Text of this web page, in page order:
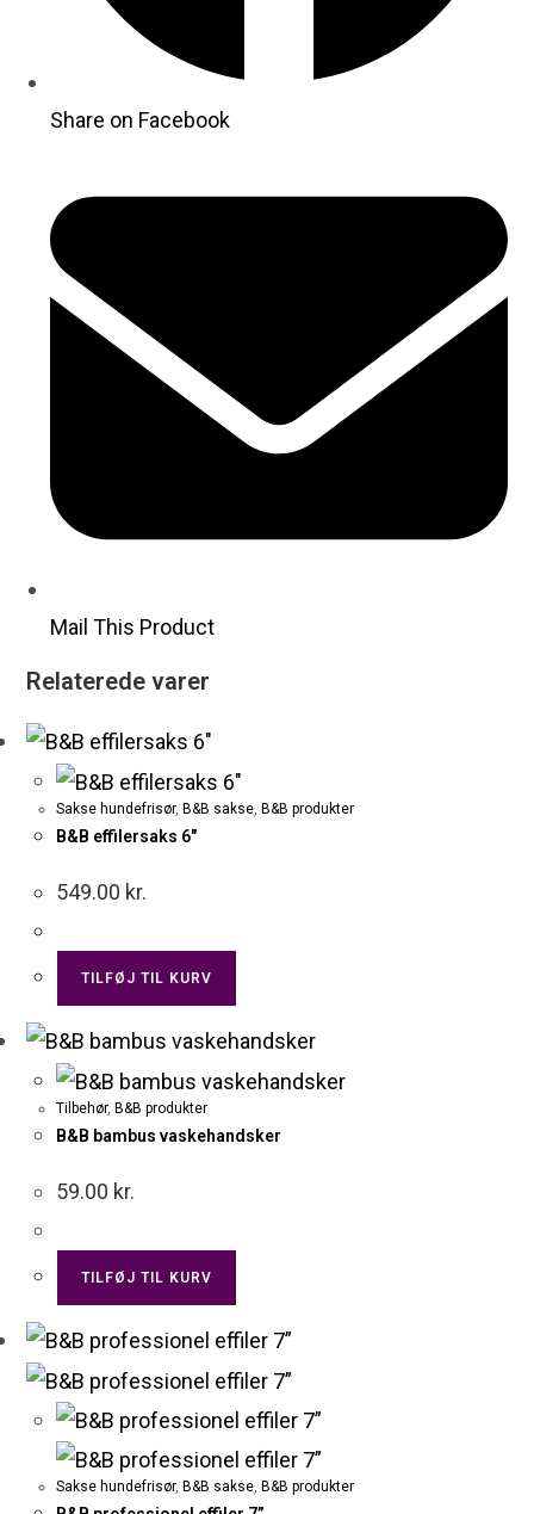
Share on Facebook
Mail This Product
Relaterede varer
Sakse hundefrisør,B&B sakse ,B&B produkter
B&B effilersaks 6″
549.00 kr.
TILFØJ TIL KURV
Tilbehør,B&B produkter
B&B bambus vaskehandsker
59.00 kr.
TILFØJ TIL KURV
Sakse hundefrisør, B&B sakse, B&B produkter